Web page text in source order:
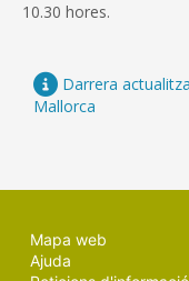
10.30 hores.
Darrera
Mallorca
Mapa web
Ajuda